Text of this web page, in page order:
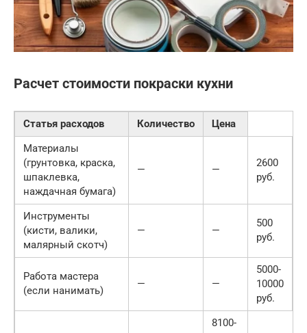
Расчет стоимости покраски кухни
Статья расходов Количество
Цена
Материалы
(грунтовка, краска,
шпаклевка,
наждачная бумага)
— —
2600
руб.
Инструменты
(кисти, валики,
малярный скотч)
— —
500
руб.
Работа мастера
(если нанимать)
— —
5000-
10000
руб.
8100-